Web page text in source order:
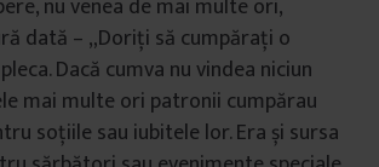
nu venea de mai multe ori,
dată – „Doriți să cumpărați o
Dacă cumva nu vindea niciun
mai multe ori patronii cumpărau
soțiile sau iubitele lor. Era și sursa